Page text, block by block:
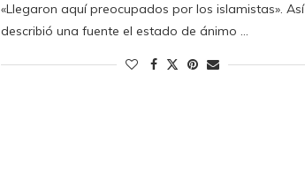
«Llegaron aquí preocupados por los islamistas». Así
describió una fuente el estado de ánimo …